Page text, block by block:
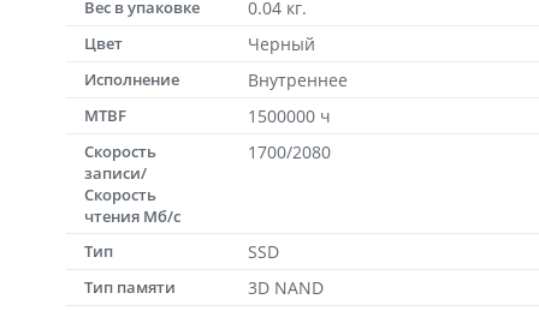
Вес в упаковке 0.04 кг.
Цвет Черный
Исполнение Внутреннее
MTBF 1500000 ч
Скорость
записи/
Скорость
чтения Мб/с
1700/2080
Тип SSD
Тип памяти 3D NAND